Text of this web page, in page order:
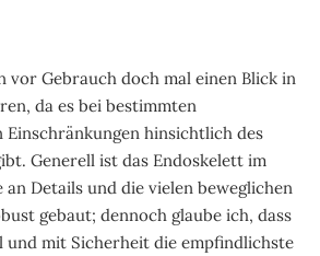
vor Gebrauch doch mal einen Blick in
da es bei bestimmten
Einschränkungen hinsichtlich des
Generell ist das Endoskelett im
Details und die vielen beweglichen
gebaut; dennoch glaube ich, dass
und mit Sicherheit die empfindlichste